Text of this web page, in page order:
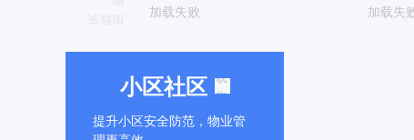
加载失败
小区社区
加
载
失
败
提升小区安全防范，物业管
加载失